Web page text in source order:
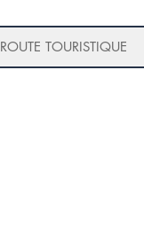
ROUTE TOURISTIQUE